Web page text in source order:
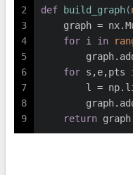
2
3
4
5
6
7
8
9
def
build_graph(
graph =
for i in
for s,e,pts
l =
return graph